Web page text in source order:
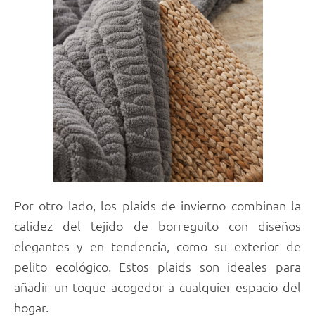
Por otro lado, los plaids de invierno combinan la
calidez del tejido de borreguito con diseños
elegantes y en tendencia, como su exterior de
pelito ecológico. Estos plaids son ideales para
añadir un toque acogedor a cualquier espacio del
hogar.